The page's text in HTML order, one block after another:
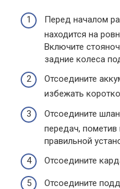
Перед началом
находится на
Включите
задние колеса
Отсоедините
избежать
Отсоедините
передач,
правильной
Отсоедините
Отсоедините